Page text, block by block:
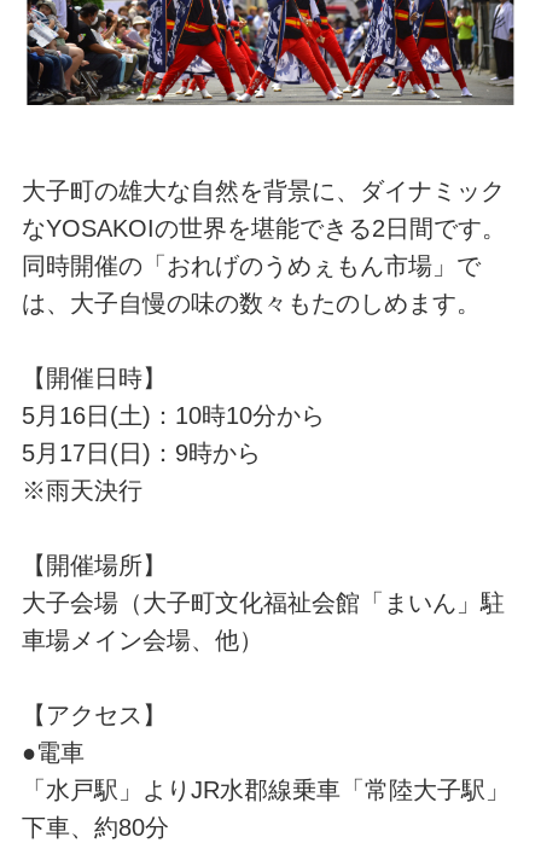
大子町の雄大な自然を背景に、ダイナミック
なYOSAKOIの世界を堪能できる2日間です。
同時開催の「おれげのうめぇもん市場」で
は、大子自慢の味の数々もたのしめます。
【開催日時】
5月16日(土)：10時10分から
5月17日(日)：9時から
※雨天決行
【開催場所】
大子会場（大子町文化福祉会館「まいん」駐
車場メイン会場、他）
【アクセス】
●電車
「水戸駅」よりJR水郡線乗車「常陸大子駅」
下車、約80分